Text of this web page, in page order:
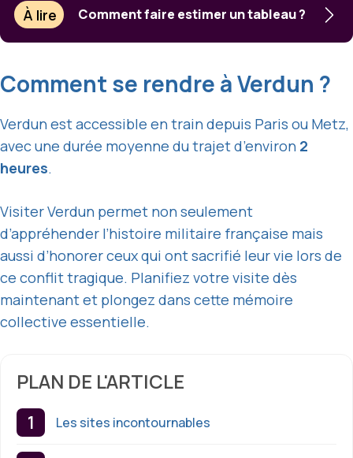
À lire Comment faire estimer un tableau ?
Comment se rendre à Verdun ?
Verdun est accessible en train depuis Paris ou Metz,
avec une durée moyenne du trajet d’environ 2
heures.
Visiter Verdun permet non seulement
d’appréhender l’histoire militaire française mais
aussi d’honorer ceux qui ont sacrifié leur vie lors de
ce conflit tragique. Planifiez votre visite dès
maintenant et plongez dans cette mémoire
collective essentielle.
PLAN DE L'ARTICLE
Les sites incontournables